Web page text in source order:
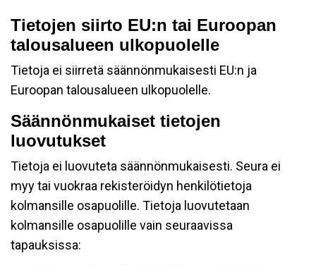
Tietojen siirto EU:n tai Euroopan
talousalueen ulkopuolelle
Tietoja ei siirretä säännönmukaisesti EU:n ja
Euroopan talousalueen ulkopuolelle.
Säännönmukaiset tietojen
luovutukset
Tietoja ei luovuteta säännönmukaisesti. Seura ei
myy tai vuokraa rekisteröidyn henkilötietoja
kolmansille osapuolille. Tietoja luovutetaan
kolmansille osapuolille vain seuraavissa
tapauksissa: